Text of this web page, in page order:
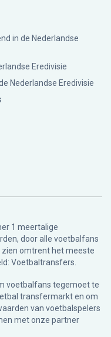
in de Nederlandse
Eredivisie
Nederlandse Eredivisie
1 meertalige
door alle voetbalfans
omtrent het meeste
Voetbaltransfers.
voetbalfans tegemoet te
transfermarkt en om
van voetbalspelers
met onze partner